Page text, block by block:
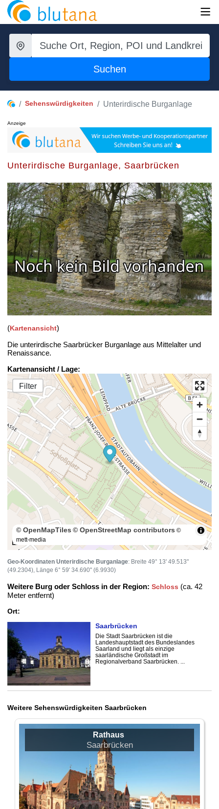
Suchen
Sehenswürdigkeiten Unterirdische Burganlage
Anzeige
Unterirdische Burganlage, Saarbrücken
(Kartenansicht)
Die unterirdische Saarbrücker Burganlage aus Mittelalter und
Renaissance.
Kartenansicht / Lage:
Filter
100 m
© OpenMapTiles © OpenStreetMap contributors ©
mett-media
Geo-Koordinaten Unterirdische Burganlage: Breite 49° 13' 49.513"
(49.2304), Länge 6° 59' 34.690" (6.9930)
Weitere Burg oder Schloss in der Region: Schloss (ca. 42
Meter entfernt)
Ort:
Saarbrücken
Die Stadt Saarbrücken ist die
Landeshauptstadt des Bundeslandes
Saarland und liegt als einzige
saarländische Großstadt im
Regionalverband Saarbrücken. ...
Weitere Sehenswürdigkeiten Saarbrücken
Rathaus
Saarbrücken